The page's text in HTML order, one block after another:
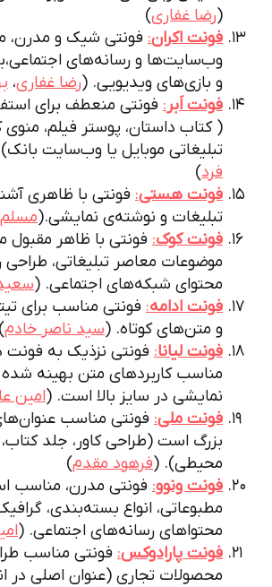
(رضا غفاری)
فونت اکران: فونتی شیک و مدرن،
وب‌سایت‌ها و رسانه‌های
و بازی‌های ویدیویی. (رضا غفاری،
فونت اَبر: فونتی منعطف برای
( کتاب داستان، پوستر فیلم، منوی
تبلیغاتی موبایل یا وب‌سایت
فرد)
فونت هستی: فونتی با ظاهری
تبلیغات و نوشته‌ی نمایشی.(مسلم
فونت کوک: فونتی با ظاهر مقبول
موضوعات معاصر تبلیغاتی، طراحی
محتوای شبکه‌های اجتماعی. (
فونت ادامه: فونتی مناسب برای
و متن‌های کوتاه. (سید ناصر خادم)
فونت لیانا: فونتی نزذیک به
مناسب کاربردهای متن بهینه شده
نمایشی در سایز بالا است. (امین
فونت ملی: فونتی مناسب
بزرگ است (طراحی کاور، جلد
محیطی). (فرهود مقدم)
فونت ونوو: فونتی مدرن، مناسب
مطبوعاتی، انواع بسته‌بندی‌،
محتواهای رسانه‌های اجتماعی. (
فونت پارادوکس: فونتی مناسب
محصولات تجاری (عنوان اصلی در